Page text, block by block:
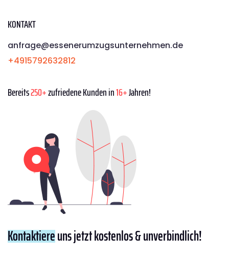
KONTAKT
anfrage@essenerumzugsunternehmen.de
+4915792632812
Bereits250+zufriedene Kunden in16+Jahren!
Kontaktiereuns jetzt kostenlos & unverbindlich!